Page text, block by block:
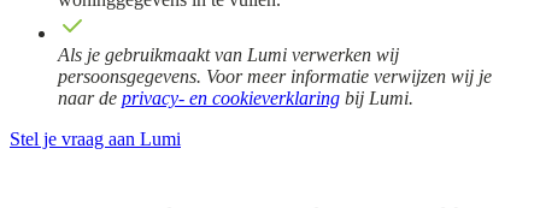
Als je gebruikmaakt van Lumi verwerken wij
persoonsgegevens. Voor meer informatie verwijzen wij je
naar de privacy- en cookieverklaring bij Lumi.
Stel je vraag aan Lumi